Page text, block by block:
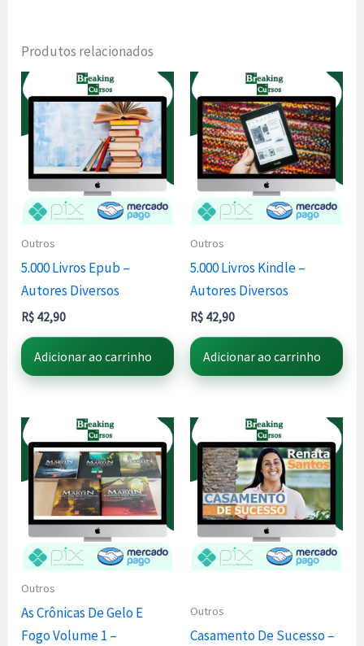
Produtos relacionados
Outros
5.000 Livros Epub –
Autores Diversos
R$ 42,90
Adicionar ao carrinho
Outros
5.000 Livros Kindle –
Autores Diversos
R$ 42,90
Adicionar ao carrinho
Outros
As Crônicas De Gelo E
Fogo Volume 1 –
Outros
Casamento De Sucesso –